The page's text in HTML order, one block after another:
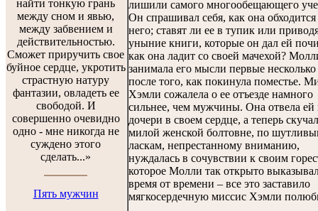
найти тонкую грань
между сном и явью,
между забвением и
действительностью.
Сможет приручить свое
буйное сердце, укротить
страстную натуру
фантазии, овладеть ее
свободой. И
совершенно очевидно
одно - мне никогда не
суждено этого
сделать...»
Пять мужчин
лишили самого многообещающего
Он спрашивал себя, как она обходится
него; ставят ли ее в тупик или
уныние книги, которые он дал ей
как она ладит со своей мачехой?
занимала его мысли первые
после того, как покинула поместье.
Хэмли сожалела о ее отъезде намного
сильнее, чем мужчины. Она отвела ей
дочери в своем сердце, а теперь
милой женской болтовне, по
ласкам, непрестанному вниманию,
нуждалась в сочувствии к своим
которое Молли так открыто
время от времени – все это заставило
мягкосердечную миссис Хэмли